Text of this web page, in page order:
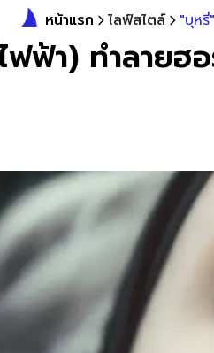
หน้าแรก ไลฟ์สไตล์ "บุห
ฟฟ้า) ทำลาย